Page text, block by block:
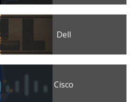
Dell
Cisco